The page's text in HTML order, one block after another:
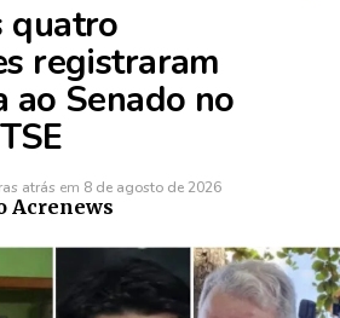
quatro
registraram
ao Senado no
atrás em 8 de agosto de 2026
Acrenews